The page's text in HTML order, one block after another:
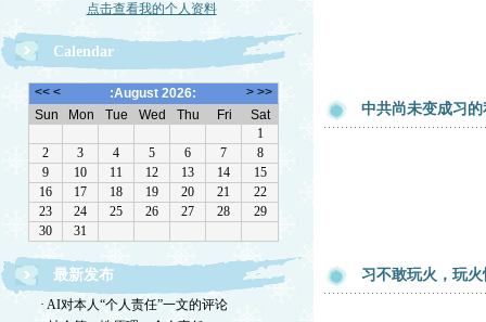
点击查看我的个人资料
Calendar
最新发布
· AI对本人“个人责任”一文的评论
中共尚未变成习
习不敢玩火，玩火